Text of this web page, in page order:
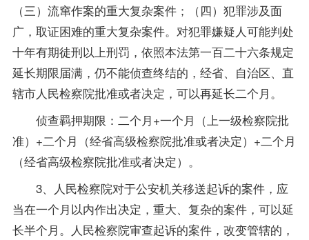
（三）流窜作案的重大复杂案件；（四）犯罪涉及面
广，取证困难的重大复杂案件。对犯罪嫌疑人可能判处
十年有期徒刑以上刑罚，依照本法第一百二十六条规定
延长期限届满，仍不能侦查终结的，经省、自治区、直
辖市人民检察院批准或者决定，可以再延长二个月。
侦查羁押期限：二个月+一个月（上一级检察院批
准）+二个月（经省高级检察院批准或者决定）+二个月
（经省高级检察院批准或者决定）。
3、人民检察院对于公安机关移送起诉的案件，应
当在一个月以内作出决定，重大、复杂的案件，可以延
长半个月。人民检察院审查起诉的案件，改变管辖的，